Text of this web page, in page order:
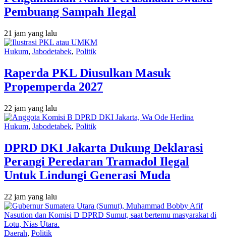
Pembuang Sampah Ilegal
21 jam yang lalu
Hukum, Jabodetabek, Politik
Raperda PKL Diusulkan Masuk
Propemperda 2027
22 jam yang lalu
Hukum, Jabodetabek, Politik
DPRD DKI Jakarta Dukung Deklarasi
Perangi Peredaran Tramadol Ilegal
Untuk Lindungi Generasi Muda
22 jam yang lalu
Daerah, Politik